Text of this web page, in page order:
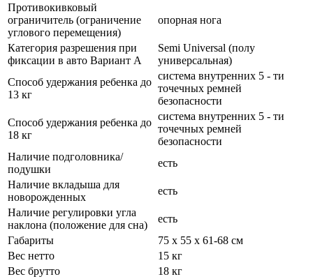
Противокивковый
ограничитель (ограничение
углового перемещения)
опорная нога
Категория разрешения при
фиксации в авто Вариант А
Semi Universal (полу
универсальная)
Способ удержания ребенка до
13 кг
система внутренних 5 - ти
точечных ремней
безопасности
Способ удержания ребенка до
18 кг
система внутренних 5 - ти
точечных ремней
безопасности
Наличие подголовника/
подушки
есть
Наличие вкладыша для
новорожденных
есть
Наличие регулировки угла
наклона (положение для сна)
есть
Габариты
75 х 55 х 61-68 см
Вес нетто
15 кг
Вес брутто
18 кг